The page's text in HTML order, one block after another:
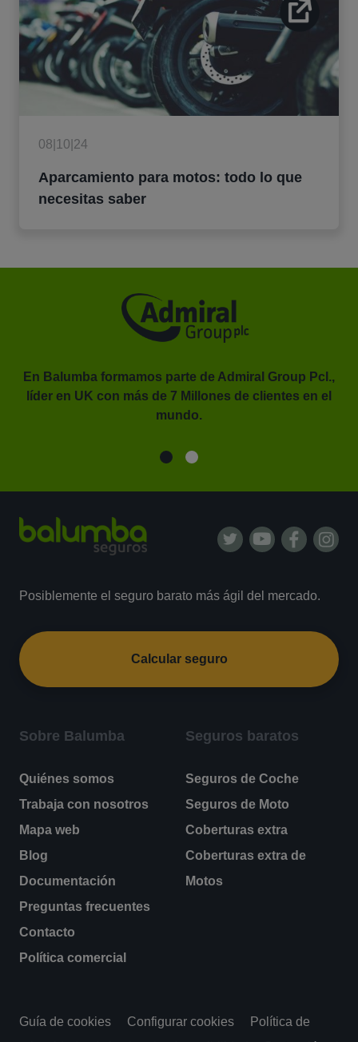
08|10|24
Aparcamiento para motos: todo lo que
necesitas saber
En Balumba formamos parte de Admiral Group Pcl.,
líder en UK con más de 7 Millones de clientes en el
mundo.
Posiblemente el seguro barato más ágil del mercado.
Calcular seguro
Sobre Balumba
Quiénes somos
Trabaja con nosotros
Mapa web
Blog
Documentación
Preguntas frecuentes
Contacto
Política comercial
Seguros baratos
Seguros de Coche
Seguros de Moto
Coberturas extra
Coberturas extra de
Motos
Guía de cookies Configurar cookies
Política de